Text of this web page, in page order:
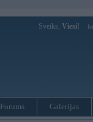
Sveiks, Viesi!
Forums Galerijas